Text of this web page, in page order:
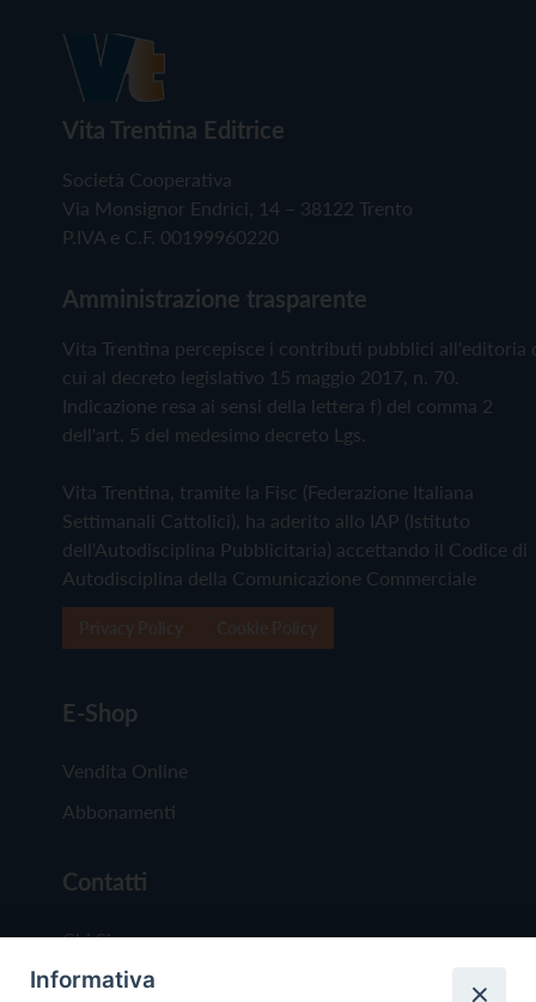
Vita Trentina Editrice
Società Cooperativa
Via Monsignor Endrici, 14 – 38122 Trento
P.IVA e C.F. 00199960220
Amministrazione trasparente
Vita Trentina percepisce i contributi pubblici all'editoria
cui al decreto legislativo 15 maggio 2017, n. 70.
Indicazione resa ai sensi della lettera f) del comma 2
dell'art. 5 del medesimo decreto Lgs.
Vita Trentina, tramite la Fisc (Federazione Italiana
Settimanali Cattolici), ha aderito allo IAP (Istituto
dell'Autodisciplina Pubblicitaria) accettando il Codice di
Autodisciplina della Comunicazione Commerciale
E-Shop
Vendita Online
Abbonamenti
Contatti
Chi Siamo
Redazione
Informativa